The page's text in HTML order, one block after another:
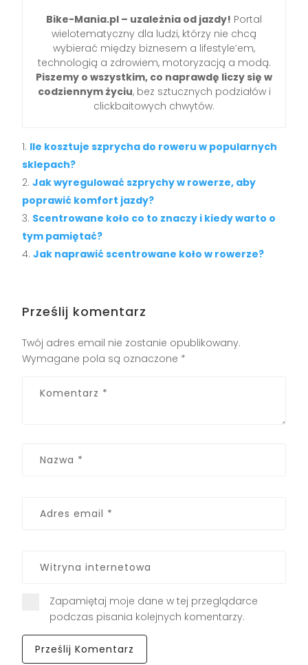
Bike-Mania.pl – uzależnia od jazdy! Portal
wielotematyczny dla ludzi, którzy nie chcą
wybierać między biznesem a lifestyle’em,
technologią a zdrowiem, motoryzacją a modą.
Piszemy o wszystkim, co naprawdę liczy się w
codziennym życiu, bez sztucznych podziałów i
clickbaitowych chwytów.
Ile kosztuje szprycha do roweru w popularnych
sklepach?
Jak wyregulować szprychy w rowerze, aby
poprawić komfort jazdy?
Scentrowane koło co to znaczy i kiedy warto o
tym pamiętać?
Jak naprawić scentrowane koło w rowerze?
Prześlij komentarz
Twój adres email nie zostanie opublikowany.
Wymagane pola są oznaczone *
Zapamiętaj moje dane w tej przeglądarce
podczas pisania kolejnych komentarzy.